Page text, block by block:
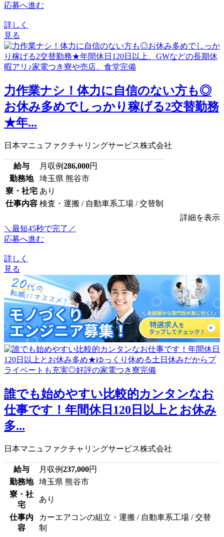
応募へ進む
詳しく
見る
力作業ナシ！体力に自信のない方も◎
お休み多めでしっかり稼げる2交替勤務
★年...
日本マニュファクチャリングサービス株式会社
給与 月収例286,000円
勤務地
埼玉県 熊谷市
寮・社宅 あり
仕事内容 検査・運搬 / 自動車系工場 / 交替制
詳細を表示
＼最短45秒で完了／
応募へ進む
詳しく
見る
誰でも始めやすい比較的カンタンなお
仕事です！年間休日120日以上とお休み
多...
日本マニュファクチャリングサービス株式会社
給与 月収例237,000円
勤務地
埼玉県 熊谷市
寮・社
宅
あり
仕事内
容
カーエアコンの組立・運搬 / 自動車系工場 / 交替
制